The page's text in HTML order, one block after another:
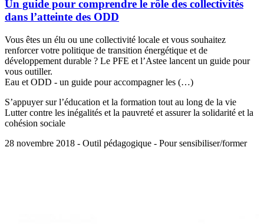
Un guide pour comprendre le rôle des collectivités
dans l’atteinte des ODD
Vous êtes un élu ou une collectivité locale et vous souhaitez
renforcer votre politique de transition énergétique et de
développement durable ? Le PFE et l’Astee lancent un guide pour
vous outiller.
Eau et ODD - un guide pour accompagner les (…)
S’appuyer sur l’éducation et la formation tout au long de la vie
Lutter contre les inégalités et la pauvreté et assurer la solidarité et la
cohésion sociale
28 novembre 2018 - Outil pédagogique - Pour sensibiliser/former